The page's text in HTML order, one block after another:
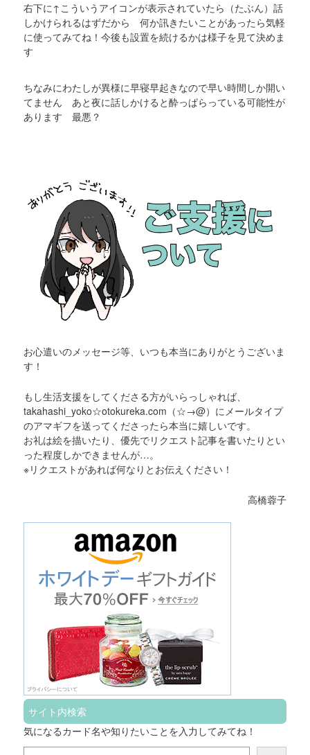
右下に↑こういうアイコンが表示されていたら（たぶん）話
しかけられるはずだから 何か訊きたいことがあったら気軽
に使ってみてね！今後も設置を続けるかは様子を見て決めま
す
ちなみにわたしが異様に早寝早起きなので早い時間しか開い
てません あと夜に話しかけると酔っぱらっている可能性が
あります 最悪？
お心遣いのメッセージ等、いつも本当にありがとうございま
す！
もし生活支援をしてくださる方がいらっしゃれば、
takahashi_yoko☆otokureka.com（☆→@）にメールタイプ
のアマギフを送ってくださったら本当に嬉しいです。
お礼は絵を描いたり、優先でリクエスト記事を書いたりとい
った程度しかできませんが…。
※リクエストがあれば何なりとお伝えください！
高橋蓉子
サイト内検索
気になるカード名や知りたいことを入力してみてね！